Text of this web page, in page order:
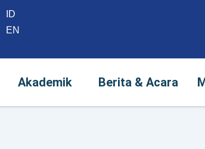
ID
EN
Akademik Berita & Acara